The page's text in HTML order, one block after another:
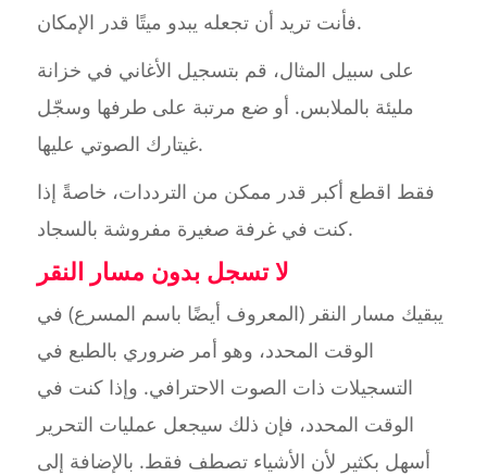
فأنت تريد أن تجعله يبدو ميتًا قدر الإمكان.
على سبيل المثال، قم بتسجيل الأغاني في خزانة
مليئة بالملابس. أو ضع مرتبة على طرفها وسجّل
غيتارك الصوتي عليها.
فقط اقطع أكبر قدر ممكن من الترددات، خاصةً إذا
كنت في غرفة صغيرة مفروشة بالسجاد.
لا تسجل بدون مسار النقر
يبقيك مسار النقر (المعروف أيضًا باسم المسرع) في
الوقت المحدد، وهو أمر ضروري بالطبع في
التسجيلات ذات الصوت الاحترافي. وإذا كنت في
الوقت المحدد، فإن ذلك سيجعل عمليات التحرير
أسهل بكثير لأن الأشياء تصطف فقط. بالإضافة إلى